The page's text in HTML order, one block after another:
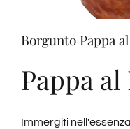
Borgunto Pappa
Pappa
Immergiti